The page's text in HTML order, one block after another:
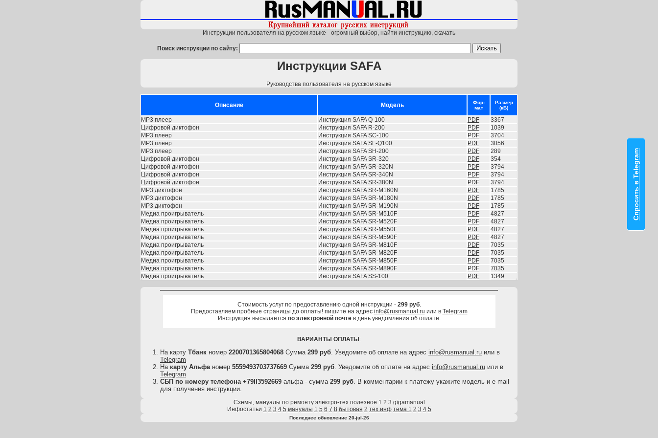
Инструкции пользователя на русском языке - огромный выбор, найти инструкцию, скачать
Поиск инструкции по сайту:
Инструкции SAFA
Руководства пользователя на русском языке
Описание Модель
Фор-
мат
Размер
(кБ)
МP3 плеер Инструкция SAFA Q-100 PDF
3367
Цифровой диктофон
Инструкция SAFA R-200 PDF
1039
MP3 плеер
Инструкция SAFA SC-100 PDF
3704
МP3 плеер
Инструкция SAFA SF-Q100 PDF
3056
MP3 плеер
Инструкция SAFA SH-200 PDF
289
Цифровой диктофон
Инструкция SAFA SR-320 PDF
354
Цифровой диктофон
Инструкция SAFA SR-320N PDF
3794
Цифровой диктофон
Инструкция SAFA SR-340N PDF
3794
Цифровой диктофон
Инструкция SAFA SR-380N PDF
3794
MP3 диктофон
Инструкция SAFA SR-M160N PDF
1785
MP3 диктофон
Инструкция SAFA SR-M180N PDF
1785
MP3 диктофон
Инструкция SAFA SR-M190N PDF
1785
Медиа проигрыватель
Инструкция SAFA SR-M510F PDF
4827
Медиа проигрыватель
Инструкция SAFA SR-M520F PDF
4827
Медиа проигрыватель
Инструкция SAFA SR-M550F PDF
4827
Медиа проигрыватель
Инструкция SAFA SR-M590F PDF
4827
Медиа проигрыватель
Инструкция SAFA SR-M810F PDF
7035
Медиа проигрыватель
Инструкция SAFA SR-M820F PDF
7035
Медиа проигрыватель
Инструкция SAFA SR-M850F PDF
7035
Медиа проигрыватель
Инструкция SAFA SR-M890F PDF
7035
Медиа проигрыватель
Инструкция SAFA SS-100 PDF 1349
Стоимость услуг по предоставлению одной инструкции - 299 руб.
Предоставляем пробные страницы до оплаты! пишите на адрес info@rusmanual.ru или в Telegram
Инструкция высылается по электронной почтев день уведомления об оплате.
ВАРИАНТЫ ОПЛАТЫ :
На карту Тбанк номер 2200701365804068 Сумма 299 руб. Уведомите об оплате на адрес info@rusmanual.ru или в
Telegram
На карту Альфаномер 5559493703737669 Сумма 299 руб. Уведомите об оплате на адрес info@rusmanual.ru или в
Telegram
СБП по номеру телефона +79II3592669 альфа - сумма 299 руб. В комментарии к платежу укажите модель и e-mail
для получения инструкции.
Схемы, мануалы по ремонту электро-тех полезное 1 2 3 gigamanual
Инфостатьи 1 2 3 4 5 мануалы 1 5 6 7 8 бытовая 2 тех.инф тема 1 2 3 4 5
Последнее обновление 20-jul-26
Спросить в Telegram